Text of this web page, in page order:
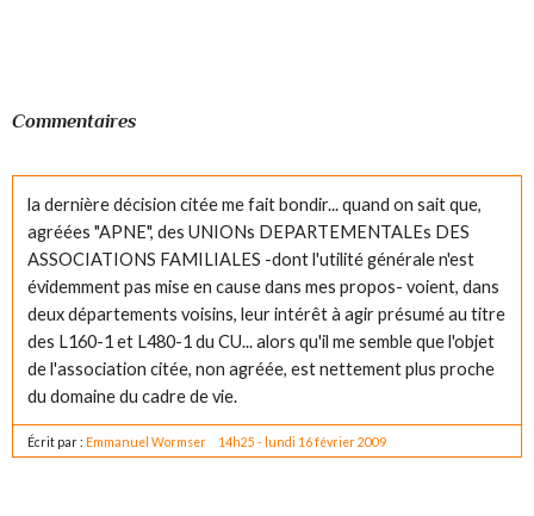
Commentaires
la dernière décision citée me fait bondir... quand on sait que,
agréées "APNE", des UNIONs DEPARTEMENTALEs DES
ASSOCIATIONS FAMILIALES -dont l'utilité générale n'est
évidemment pas mise en cause dans mes propos- voient, dans
deux départements voisins, leur intérêt à agir présumé au titre
des L160-1 et L480-1 du CU... alors qu'il me semble que l'objet
de l'association citée, non agréée, est nettement plus proche
du domaine du cadre de vie.
Écrit par : Emmanuel Wormser 14h25 - lundi 16 février 2009